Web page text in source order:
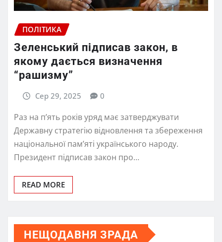
ПОЛІТИКА
Зеленський підписав закон, в
якому дається визначення
“рашизму”
Сер 29, 2025 0
Раз на п’ять років уряд має затверджувати
Державну стратегію відновлення та збереження
національної пам’яті українського народу.
Президент підписав закон про…
READ MORE
НЕЩОДАВНЯ ЗРАДА